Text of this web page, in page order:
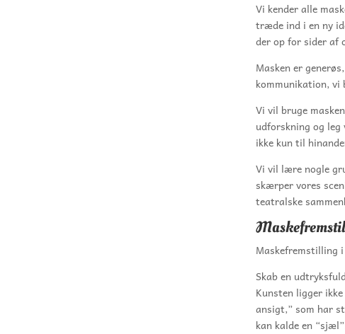
Vi kender alle
træde ind i en ny
der op for sider af
Masken er
kommunikation,
Vi vil bruge
udforskning og
ikke kun til
Vi vil lære nogle
skærper vores
teatralske
Maskefremstilling
Skab en
Kunsten ligger
ansigt,” som har
kan kalde en